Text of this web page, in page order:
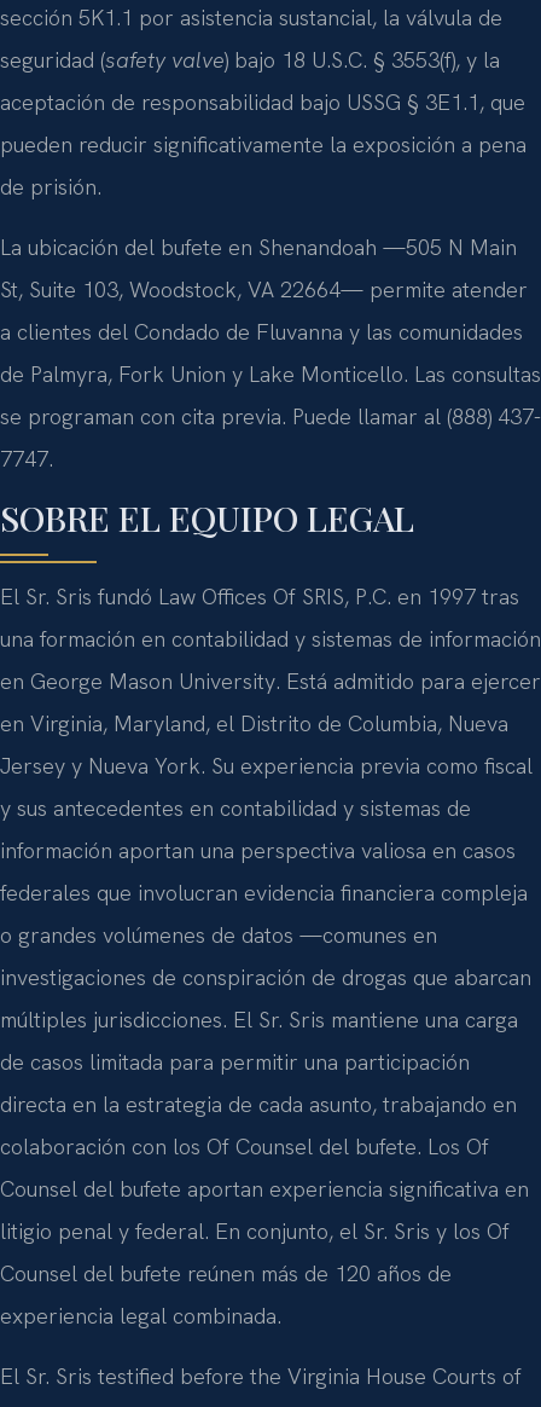
sección 5K1.1 por asistencia sustancial, la válvula de
seguridad (safety valve) bajo 18 U.S.C. § 3553(f), y la
aceptación de responsabilidad bajo USSG § 3E1.1, que
pueden reducir significativamente la exposición a pena
de prisión.
La ubicación del bufete en Shenandoah —505 N Main
St, Suite 103, Woodstock, VA 22664— permite atender
a clientes del Condado de Fluvanna y las comunidades
de Palmyra, Fork Union y Lake Monticello. Las consultas
se programan con cita previa. Puede llamar al (888) 437-
7747.
SOBRE EL EQUIPO LEGAL
El Sr. Sris fundó Law Offices Of SRIS, P.C. en 1997 tras
una formación en contabilidad y sistemas de información
en George Mason University. Está admitido para ejercer
en Virginia, Maryland, el Distrito de Columbia, Nueva
Jersey y Nueva York. Su experiencia previa como fiscal
y sus antecedentes en contabilidad y sistemas de
información aportan una perspectiva valiosa en casos
federales que involucran evidencia financiera compleja
o grandes volúmenes de datos —comunes en
investigaciones de conspiración de drogas que abarcan
múltiples jurisdicciones. El Sr. Sris mantiene una carga
de casos limitada para permitir una participación
directa en la estrategia de cada asunto, trabajando en
colaboración con los Of Counsel del bufete. Los Of
Counsel del bufete aportan experiencia significativa en
litigio penal y federal. En conjunto, el Sr. Sris y los Of
Counsel del bufete reúnen más de 120 años de
experiencia legal combinada.
El Sr. Sris testified before the Virginia House Courts of